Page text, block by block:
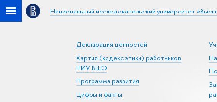
Национальный исследовательский университет
Декларация ценностей
Хартия (кодекс этики) работников
НИУ ВШЭ
Программа развития
Цифры и факты